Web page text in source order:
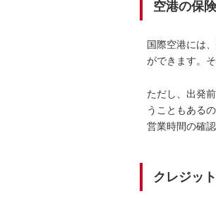
空港の保
国際空港には
ができます。
ただし、出発
うこともある
営業時間の確
クレジッ